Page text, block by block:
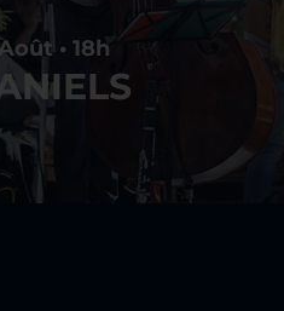
• 18h